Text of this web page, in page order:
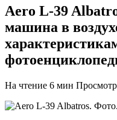
Aero L-39
машина в
На чтение 6 мин